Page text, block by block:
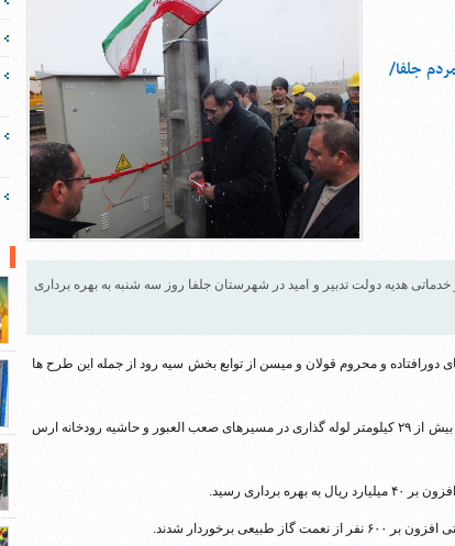
جلفا/
انقلاب اسلامی، 11 طرح عمرانی و خدماتی هدیه دولت تدبیر و امید در شهرستان جلفا روز سه شنبه به بهره برداری
دورافتاده و محروم قولان و میسن از توابع بخش سیه رود از جمله این طرح ها
به گفته رئیس اداره گاز شهرستان جلفا برای اجرای این دو طرح بیش از ۲۹ کیلومتر لوله گذاری در مسیرهای صعب العبور و حاشیه رودخانه ارس
رسید.